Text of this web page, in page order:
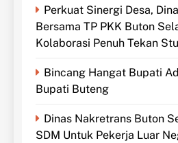
Perkuat Sinergi Desa,
Bersama TP PKK Buton
Kolaborasi Penuh Tekan
Bincang Hangat Bupati
Bupati Buteng
Dinas Nakretrans Buton
SDM Untuk Pekerja Luar